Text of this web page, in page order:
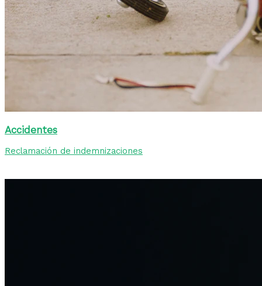
Accidentes
Reclamación de indemnizaciones